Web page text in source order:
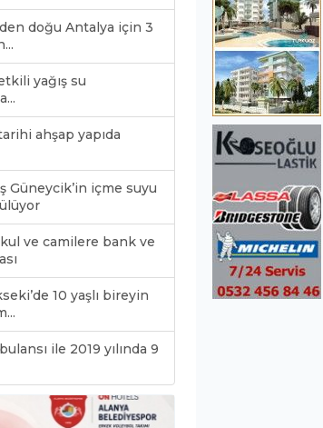
doğu Antalya için 3
yağış su
ahşap yapıda
Güneycik’in içme suyu
ve camilere bank ve
10 yaşlı bireyin
ile 2019 yılında 9